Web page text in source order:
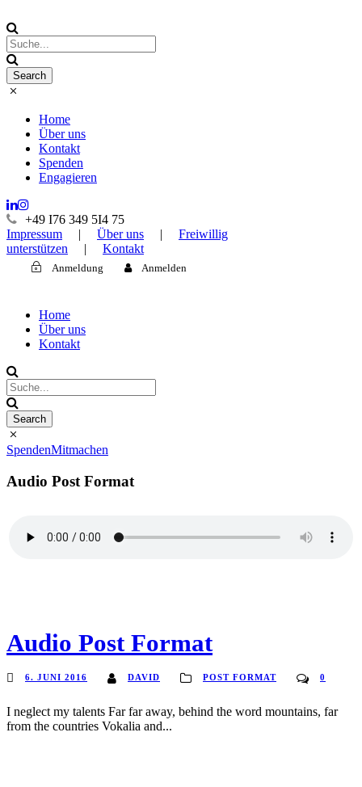
Home
Über uns
Kontakt
Spenden
Engagieren
+49 I76 349 5I4 75
Impressum
| Über uns |
Freiwillig
unterstützen
| Kontakt
Anmeldung Anmelden
Home
Über uns
Kontakt
SpendenMitmachen
Audio Post Format
Audio Post Format
6. JUNI 2016 DAVID POST FORMAT 0
I neglect my talents Far far away, behind the word mountains, far
from the countries Vokalia and...